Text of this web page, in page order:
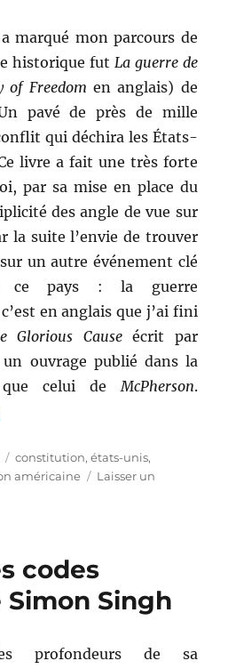
Heinz
Frieser
marqué mon parcours de
historique fut La guerre de
of Freedom en anglais) de
pavé de près de mille
qui déchira les États-
livre a fait une très forte
par sa mise en place du
des angle de vue sur
la suite l’envie de trouver
un autre événement clé
ce pays : la guerre
en anglais que j’ai fini
Glorious Causeécrit par
ouvrage publié dans la
que celui deMcPherson.
Étiquettes
constitution,états-unis,
américaine
Laisser un
codes
Simon Singh
profondeurs de sa